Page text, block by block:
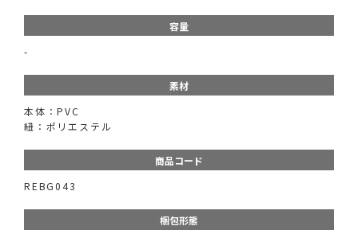
容量
-
素材
本体：PVC
紐：ポリエステル
商品コード
REBG043
梱包形態